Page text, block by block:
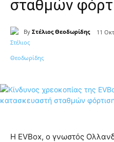
σταθμών
By Στέλιος Θεοδωρίδης 11
Η EVBox, ο γνωστός